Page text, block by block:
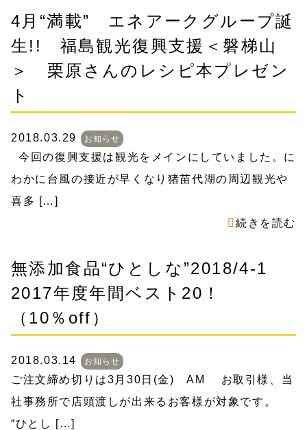
4月“満載” エネアークグループ誕
生!! 福島観光復興支援＜磐梯山
＞ 栗原さんのレシピ本プレゼン
ト
2018.03.29 お知らせ
今回の復興支援は観光をメインにしていました。に
わかに台風の接近が早くなり猪苗代湖の周辺観光や
喜多 […]
続きを読む
無添加食品“ひとしな”2018/4-1
2017年度年間ベスト20！
（10％off）
2018.03.14 お知らせ
ご注文締め切りは3月30日(金) AM お取引様、当
社事務所で店頭渡しが出来るお客様が対象です。
“ひとし […]